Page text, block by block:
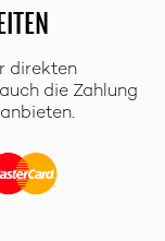
direkten
die Zahlung